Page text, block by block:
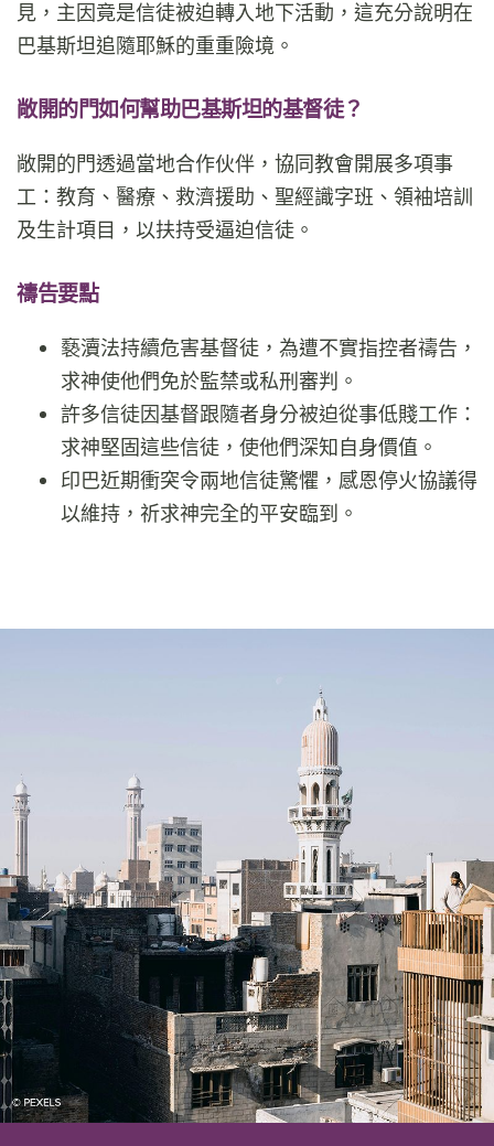
見，主因竟是信徒被迫轉入地下活動，這充分說明在
巴基斯坦追隨耶穌的重重險境。
敞開的門如何幫助巴基斯坦的基督徒？
敞開的門透過當地合作伙伴，協同教會開展多項事
工：教育、醫療、救濟援助、聖經識字班、領袖培訓
及生計項目，以扶持受逼迫信徒。
禱告要點
褻瀆法持續危害基督徒，為遭不實指控者禱告，
求神使他們免於監禁或私刑審判。
許多信徒因基督跟隨者身分被迫從事低賤工作：
求神堅固這些信徒，使他們深知自身價值。
印巴近期衝突令兩地信徒驚懼，感恩停火協議得
以維持，祈求神完全的平安臨到。